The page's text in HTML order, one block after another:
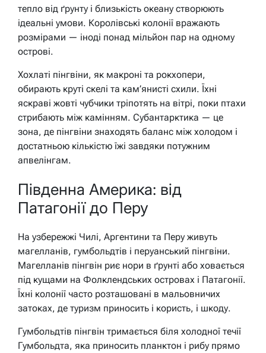
тепло від ґрунту і близькість океану створюють
ідеальні умови. Королівські колонії вражають
розмірами — іноді понад мільйон пар на одному
острові.
Хохлаті пінгвіни, як макроні та рокхопери,
обирають круті скелі та кам’янисті схили. Їхні
яскраві жовті чубчики тріпотять на вітрі, поки птахи
стрибають між камінням. Субантарктика — це
зона, де пінгвіни знаходять баланс між холодом і
достатньою кількістю їжі завдяки потужним
апвелінгам.
Південна Америка: від
Патагонії до Перу
На узбережжі Чилі, Аргентини та Перу живуть
магелланів, гумбольдтів і перуанський пінгвіни.
Магелланів пінгвін риє нори в ґрунті або ховається
під кущами на Фолклендських островах і Патагонії.
Їхні колонії часто розташовані в мальовничих
затоках, де туризм приносить і користь, і шкоду.
Гумбольдтів пінгвін тримається біля холодної течії
Гумбольдта, яка приносить планктон і рибу прямо